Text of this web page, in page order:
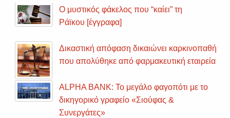
Ο μυστικός φάκελος που “καίει” τη
Ράϊκου [έγγραφα]
Δικαστική απόφαση δικαιώνει καρκινοπαθή
που απολύθηκε από φαρμακευτική εταιρεία
ALPHA BANK: Το μεγάλο φαγοπότι με το
δικηγορικό γραφείο «Σιούφας &
Συνεργάτες»